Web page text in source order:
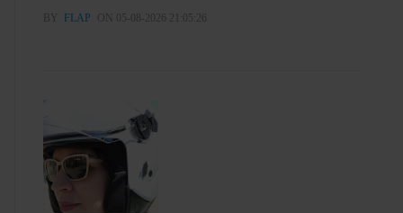
BY FLAP ON 05-08-2026 21:05:26